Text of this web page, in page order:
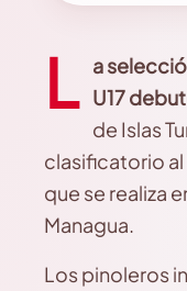
L a
U17
de Islas
clasificatorio
que se realiza
Managua.
Los pinoleros